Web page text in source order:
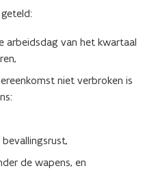
arbeidsdag van het kwartaal
niet verbroken is
de wapens, en